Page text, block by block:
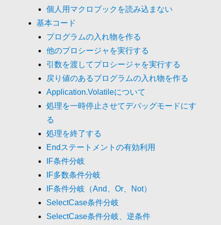
個人用マクロブックを読み込まない
基本コード
プログラムの入れ物を作る
他のプロシージャを実行する
引数を渡してプロシージャを実行する
戻り値のあるプログラムの入れ物を作る
Application.Volatileについて
処理を一時停止させてデバッグモードにす
る
処理を終了する
Endステートメントの有効利用
IF条件分岐
IF多数条件分岐
IF条件分岐（And、Or、Not）
SelectCase条件分岐
SelectCase条件分岐、逆条件